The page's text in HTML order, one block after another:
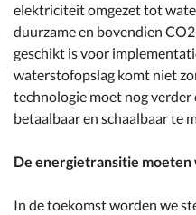
elektriciteit omgezet tot
duurzame en bovendien
geschikt is voor
waterstofopslag komt niet
technologie moet nog
betaalbaar en schaalbaar te
De energietransitie moeten
In de toekomst worden we